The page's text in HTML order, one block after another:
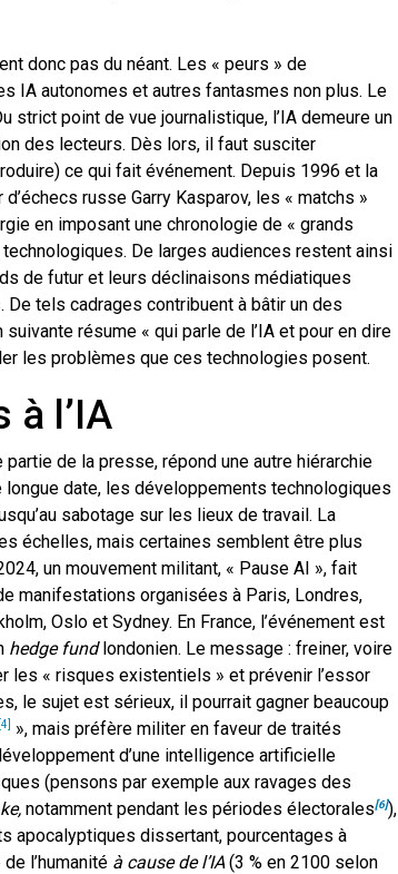
donc pas du néant. Les « peurs » de
IA autonomes et autres fantasmes non plus. Le
strict point de vue journalistique, l’IA demeure un
des lecteurs. Dès lors, il faut susciter
ce qui fait événement. Depuis 1996 et la
russe Garry Kasparov, les « matchs »
en imposant une chronologie de « grands
De larges audiences restent ainsi
de futur et leurs déclinaisons médiatiques
tels cadrages contribuent à bâtir un des
résume « qui parle de l’IA et pour en dire
les problèmes que ces technologies posent.
à l’IA
de la presse, répond une autre hiérarchie
date, les développements technologiques
sabotage sur les lieux de travail. La
échelles, mais certaines semblent être plus
un mouvement militant, « Pause AI », fait
manifestations organisées à Paris, Londres,
Oslo et Sydney. En France, l’événement est
hedge fundlondonien. Le message : freiner, voire
les « risques existentiels » et prévenir l’essor
le sujet est sérieux, il pourrait gagner beaucoup
[4]
», mais préfère militer en faveur de traités
d’une intelligence artificielle
(pensons par exemple aux ravages des
notamment pendant les périodes électorales[6]),
apocalyptiques dissertant, pourcentages à
l’humanité à cause de l’IA (3 % en 2100 selon